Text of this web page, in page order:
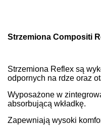
Strzemiona Compositi
Strzemiona Reflex są
odpornych na rdze oraz
Wyposażone w
absorbującą wkładkę.
Zapewniają wysoki